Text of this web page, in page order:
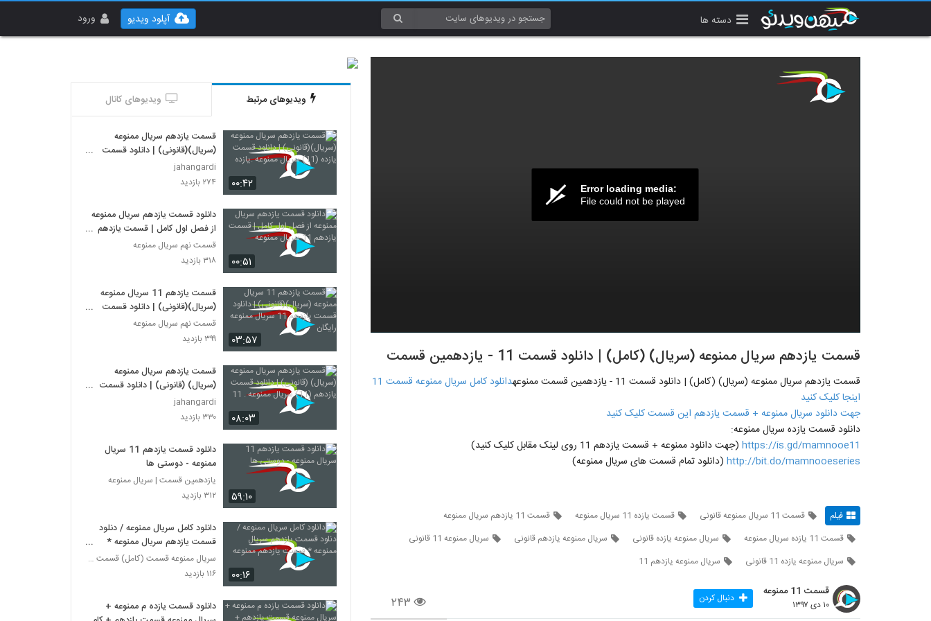
دسته ها ورود آپلود ویدیو
Error loading media:
File could not be played
قسمت یازدهم سریال ممنوعه (سریال) (کامل) | دانلود قسمت 11 - یازدهمین قسمت
قسمت یازدهم سریال ممنوعه (سریال) (کامل) | دانلود قسمت 11 - یازدهمین قسمت ممنوعه
دانلود کامل سریال ممنوعه قسمت 11
اینجا کلیک کنید
جهت دانلود سریال ممنوعه + قسمت یازدهم این قسمت کلیک کنید
دانلود قسمت یازده سریال ممنوعه:
https://is.gd/mamnooe11 (جهت دانلود ممنوعه + قسمت یازدهم 11 روی لینک مقابل کلیک کنید)
http://bit.do/mamnooeseries (دانلود تمام قسمت های سریال ممنوعه)
فیلم قسمت 11 سریال ممنوعه قانونی قسمت یازده 11 سریال ممنوعه
قسمت 11 یازدهم سریال ممنوعه
قسمت 11 یازده سریال ممنوعه
سریال ممنوعه یازده قانونی سریال ممنوعه یازدهم قانونی
سریال ممنوعه 11 قانونی
سریال ممنوعه یازده 11 قانونی
سریال ممنوعه یازدهم 11
۲۴۳
قسمت 11 ممنوعه
۱۰ دی ۱۳۹۷ دنبال کردن
ویدیوهای مرتبط ویدیوهای کانال
۰۰:۴۲
قسمت یازدهم سریال ممنوعه
(سریال)(قانونی) | دانلود قسمت
یازده (11) سریال ممنوعه .یازده
jahangardi
۲۷۴ بازدید
۰۰:۵۱
دانلود قسمت یازدهم سریال ممنوعه
از فصل اول کامل | قسمت یازدهم
11 سریال ممنوعه
قسمت نهم سریال ممنوعه
۳۱۸ بازدید
۰۳:۵۷
قسمت یازدهم 11 سریال ممنوعه
(سریال)(قانونی) | دانلود قسمت
یازدهم 11 سریال ممنوعه رایگان
قسمت نهم سریال ممنوعه
۳۹۹ بازدید
۰۸:۰۳
قسمت یازدهم سریال ممنوعه
(سریال) (قانونی) | دانلود قسمت
یازدهم (11) سریال ممنوعه . 11
jahangardi
۳۳۰ بازدید
۵۹:۱۰
دانلود قسمت یازدهم 11 سریال
ممنوعه - دوستی ها
یازدهمین قسمت | سریال ممنوعه
۳۱۲ بازدید
۰۰:۱۶
دانلود کامل سریال ممنوعه / دنلود
قسمت یازدهم سریال ممنوعه *
قمست یازدهم ممنوعه
سریال ممنوعه قسمت (کامل) قسمت 11
۱۱۶ بازدید
دانلود قسمت یازده م ممنوعه +